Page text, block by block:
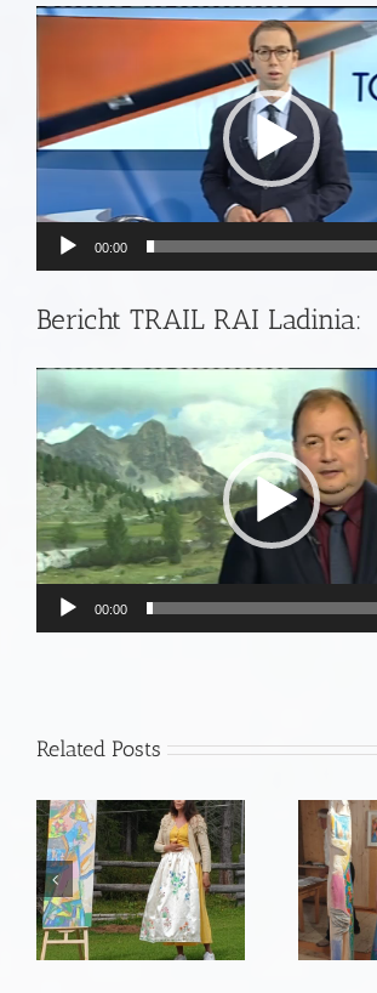
Video
00:00
Bericht TRAIL RAI Ladinia:
Video
Player
00:00
Related Posts